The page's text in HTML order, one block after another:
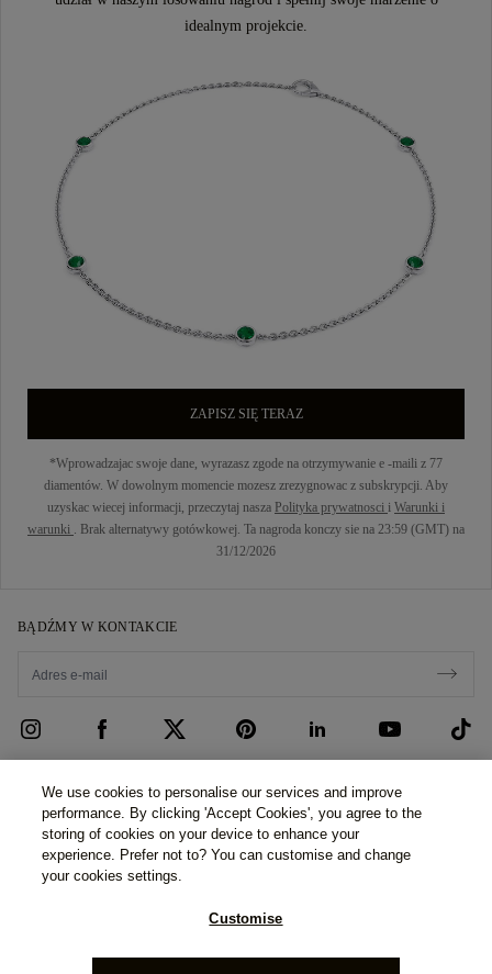
idealnym projekcie.
ZAPISZ SIĘ TERAZ
*Wprowadzajac swoje dane, wyrazasz zgode na otrzymywanie e -maili z 77
diamentów. W dowolnym momencie mozesz zrezygnowac z subskrypcji. Aby
uzyskac wiecej informacji, przeczytaj nasza Polityka prywatnosci i Warunki i
warunki . Brak alternatywy gotówkowej. Ta nagroda konczy sie na 23:59 (GMT) na
31/12/2026
BĄDŹMY W KONTAKCIE
OBSŁUGA KLIENTA
Skontaktuj się z nami
Umów się na wizytę
Regulamin finansowania
O NAS
Nasza Historia
PRAWO I PRYWATNOŚĆ
©2026 77 Diamonds GmbH -Schumannstraße 27. 60325
We use cookies to personalise our services and improve
performance. By clicking 'Accept Cookies', you agree to the
storing of cookies on your device to enhance your
experience. Prefer not to? You can customise and change
your cookies settings.
Customise